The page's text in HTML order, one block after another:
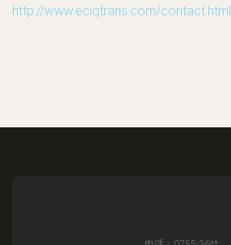
http://www.eciqtrans.com/contact.html